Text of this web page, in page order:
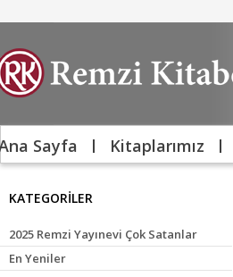
Sayfa Kitaplarımız
KATEGORİLER
2025 Remzi Yayınevi Çok Satanlar
En Yeniler